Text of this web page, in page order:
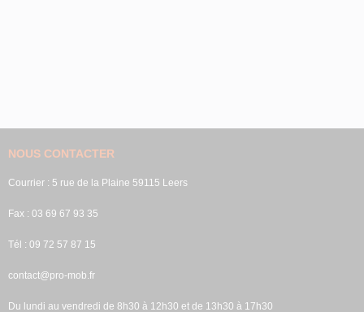
NOUS CONTACTER
Courrier : 5 rue de la Plaine 59115 Leers
Fax : 03 69 67 93 35
Tél : 09 72 57 87 15
contact@pro-mob.fr
Du lundi au vendredi de 8h30 à 12h30 et de 13h30 à 17h30